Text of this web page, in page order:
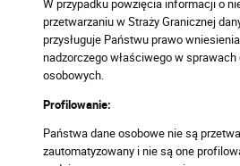
W przypadku powzięcia informacji o
przetwarzaniu w Straży Granicznej
przysługuje Państwu prawo
nadzorczego właściwego w sprawach
osobowych.
Profilowanie:
Państwa dane osobowe nie są
zautomatyzowany i nie są one